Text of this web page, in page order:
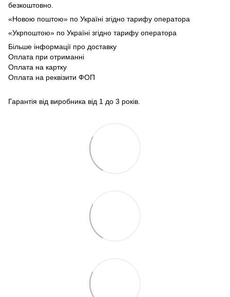
безкоштовно.
«Новою поштою» по Україні згідно тарифу оператора
«Укрпоштою» по Україні згідно тарифу оператора
Більше інформації про доставку
Оплата при отриманні
Оплата на картку
Оплата на реквізити ФОП
Гарантія від виробника від 1 до 3 років.